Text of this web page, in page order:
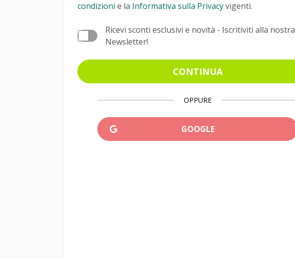
condizioni e la Informativa sulla Privacyvigenti.
Ricevi sconti esclusivi e novità - Iscritiviti alla nostra
Newsletter!
CONTINUA
OPPURE
GOOGLE